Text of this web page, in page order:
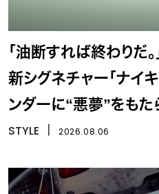
「油断すれば終わりだ
新シグネチャー「ナイ
ンダーに“悪夢”をもた
STYLE 2026.08.06